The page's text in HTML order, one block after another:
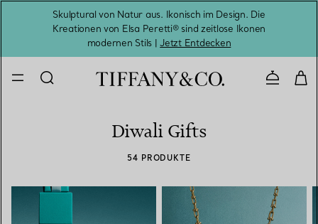
Skulptural von Natur aus. Ikonisch im Design. Die
Kreationen von Elsa Peretti® sind zeitlose Ikonen
modernen Stils |Jetzt Entdecken
Diwali Gifts
54 PRODUKTE